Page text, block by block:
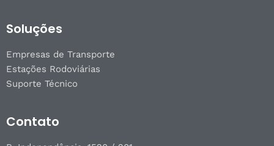
Soluções
Empresas de Transporte
Estações Rodoviárias
Suporte Técnico
Contato